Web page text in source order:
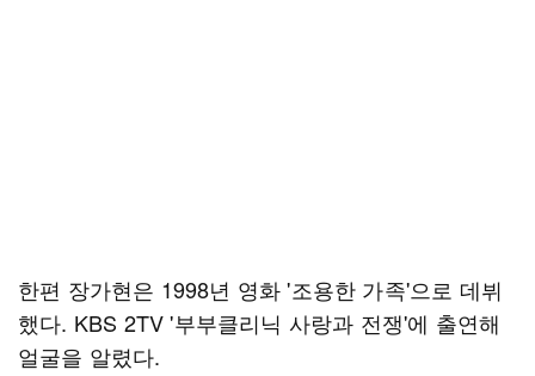
한편 장가현은 1998년 영화 '조용한 가족'으로 데뷔
했다. KBS 2TV '부부클리닉 사랑과 전쟁'에 출연해
얼굴을 알렸다.